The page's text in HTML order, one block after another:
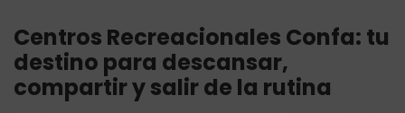
Centros Recreacionales Confa: tu
destino para descansar,
compartir y salir de la rutina